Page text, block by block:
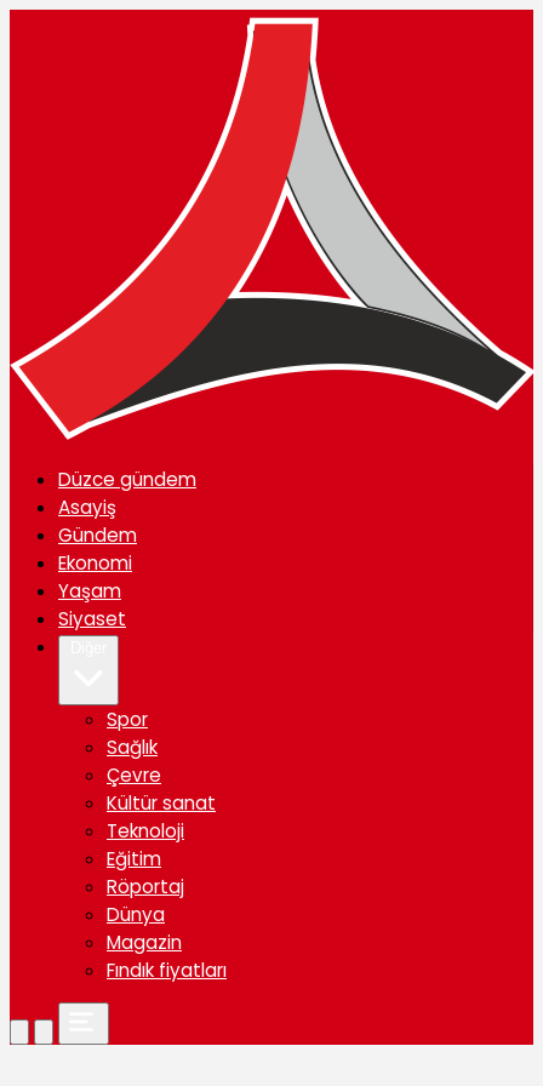
Düzce gündem
Asayiş
Gündem
Ekonomi
Yaşam
Siyaset
Spor
Sağlık
Çevre
Kültür sanat
Teknoloji
Eğitim
Röportaj
Dünya
Magazin
Fındık fiyatları